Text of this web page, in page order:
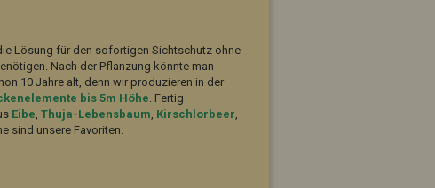
Lösung für den sofortigen Sichtschutz ohne
Nach der Pflanzung könnte man
10 Jahre alt, denn wir produzieren in der
bis 5m Höhe. Fertig
Eibe,Thuja-Lebensbaum, Kirschlorbeer,
sind unsere Favoriten.